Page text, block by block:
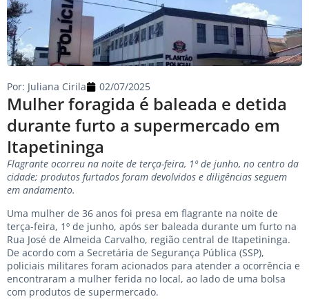
Mulher foragida é baleada e detida
durante furto a supermercado em
Itapetininga
Por: Juliana Cirila 02/07/2025
Flagrante ocorreu na noite de terça-feira, 1º de junho, no centro da
cidade; produtos furtados foram devolvidos e diligências seguem
em andamento.
Uma mulher de 36 anos foi presa em flagrante na noite de
terça-feira, 1º de junho, após ser baleada durante um furto na
Rua José de Almeida Carvalho, região central de Itapetininga.
De acordo com a Secretária de Segurança Pública (SSP),
policiais militares foram acionados para atender a ocorrência e
encontraram a mulher ferida no local, ao lado de uma bolsa
com produtos de supermercado.